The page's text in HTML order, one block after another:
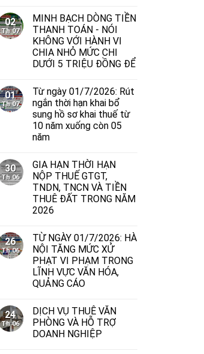
02
Th 07
MINH BẠCH DÒNG TIỀN
THANH TOÁN - NÓI
KHÔNG VỚI HÀNH VI
CHIA NHỎ MỨC CHI
DƯỚI 5 TRIỆU ĐỒNG ĐỂ
01
Th 07
Từ ngày 01/7/2026: Rút
ngắn thời hạn khai bổ
sung hồ sơ khai thuế từ
10 năm xuống còn 05
năm
30
Th 06
GIA HẠN THỜI HẠN
NỘP THUẾ GTGT,
TNDN, TNCN VÀ TIỀN
THUÊ ĐẤT TRONG NĂM
2026
26
Th 06
TỪ NGÀY 01/7/2026: HÀ
NỘI TĂNG MỨC XỬ
PHẠT VI PHẠM TRONG
LĨNH VỰC VĂN HÓA,
QUẢNG CÁO
24
Th 06
DỊCH VỤ THUÊ VĂN
PHÒNG VÀ HỖ TRỢ
DOANH NGHIỆP